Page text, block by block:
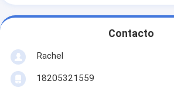
Contacto
Rachel
18205321559